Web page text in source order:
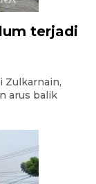
terjadi
Zulkarnain,
arus balik